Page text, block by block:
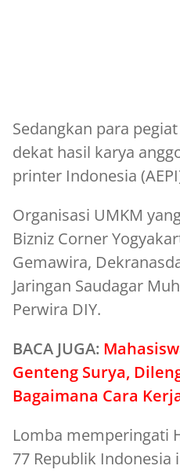
Sedangkan para
dekat hasil karya
printer Indonesia
Organisasi UMKM
Bizniz Corner
Gemawira,
Jaringan Saudagar
Perwira DIY.
BACA JUGA:
Genteng Surya,
Bagaimana Cara
Lomba memperingati
77 Republik Indonesia